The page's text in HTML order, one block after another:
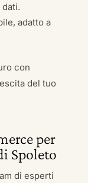
adatto a
con
del tuo
per
Spoleto
di esperti